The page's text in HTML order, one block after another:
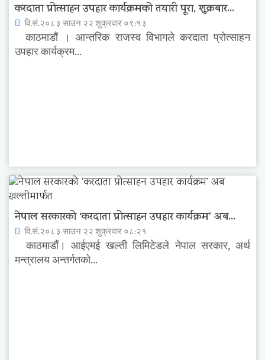
करदाता प्रोत्साहन उपहार कार्यक्रमको तयारी पूरा, शुक्रबार...
वि.सं.२०८३ साउन २२ शुक्रवार ०९:१३
काठमाडौं । आन्तरिक राजस्व विभागले करदाता प्रोत्साहन
उपहार कार्यक्रम...
नेपाल सरकारको ‘करदाता प्रोत्साहन उपहार कार्यक्रम’ अब...
वि.सं.२०८३ साउन २२ शुक्रवार ०८:२१
काठमाडौं। आईएमई खल्ती लिमिटेडले नेपाल सरकार, अर्थ
मन्त्रालय अन्तर्गतको...